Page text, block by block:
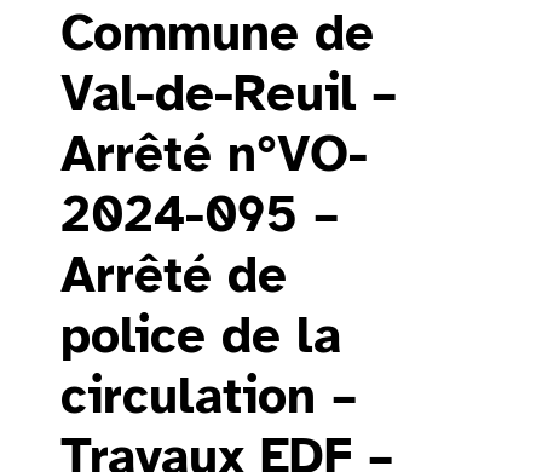
Commune de
Val-de-Reuil –
Arrêté n°VO-
2024-095 –
Arrêté de
police de la
circulation –
Travaux EDF –